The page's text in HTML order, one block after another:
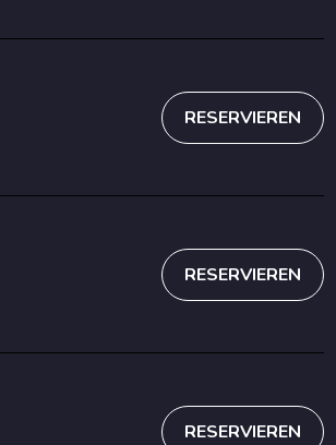
RESERVIEREN
RESERVIEREN
RESERVIEREN